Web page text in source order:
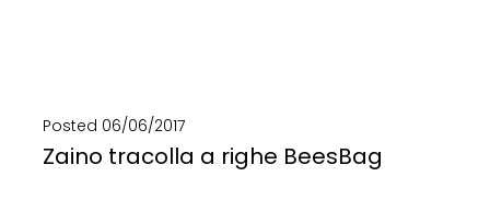
Posted 06/06/2017
Zaino tracolla a righe BeesBag